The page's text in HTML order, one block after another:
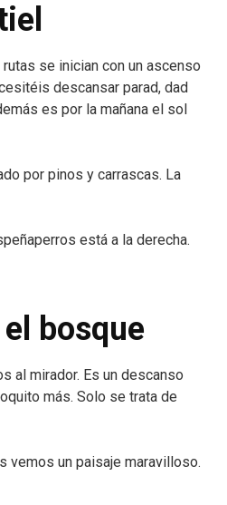
se inician con un ascenso
descansar parad, dad
es por la mañana el sol
por pinos y carrascas. La
está a la derecha.
bosque
al mirador. Es un descanso
más. Solo se trata de
vemos un paisaje maravilloso.